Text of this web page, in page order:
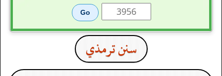
سنن ترمذي